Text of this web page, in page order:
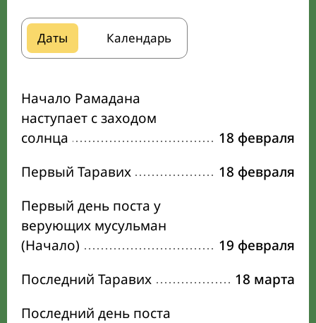
Даты Календарь
Начало Рамадана
наступает с заходом
солнца
18 февраля
Первый Таравих
18 февраля
Первый день поста у
верующих мусульман
(Начало)
19 февраля
Последний Таравих
18 марта
Последний день поста